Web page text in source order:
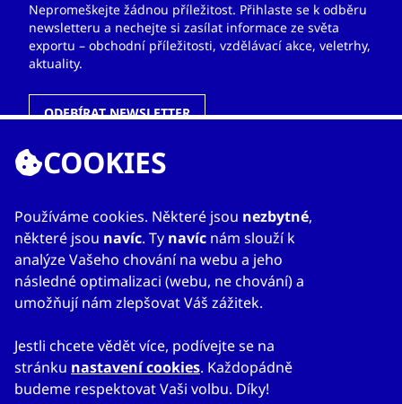
Nepromeškejte žádnou příležitost. Přihlaste se k odběru
newsletteru a nechejte si zasílat informace ze světa
exportu – obchodní příležitosti, vzdělávací akce, veletrhy,
aktuality.
ODEBÍRAT NEWSLETTER
ODKAZY
O nás
Zahraniční kanceláře
Služby
Kontakty
COOKIES
Používáme cookies. Některé jsou nezbytné,
některé jsou navíc. Ty navíc nám slouží k
analýze Vašeho chování na webu a jeho
následné optimalizaci (webu, ne chování) a
umožňují nám zlepšovat Váš zážitek.
Jestli chcete vědět více, podívejte se na
stránku nastavení cookies. Každopádně
budeme respektovat Vaši volbu. Díky!